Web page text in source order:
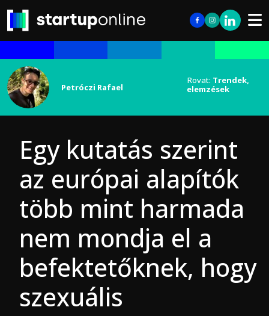
Petróczi Rafael
Rovat: Trendek,
elemzések
Egy kutatás szerint
az európai alapítók
több mint harmada
nem mondja el a
befektetőknek, hogy
szexuális